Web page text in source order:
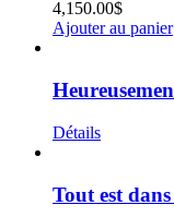
4,150.00$
Ajouter au panier
Détails
Tout est